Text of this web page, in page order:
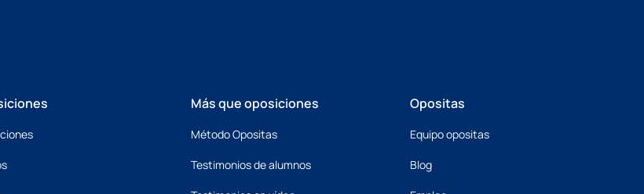
Más que oposiciones
Método Opositas
Testimonios de alumnos
Opositas
Equipo opositas
Blog